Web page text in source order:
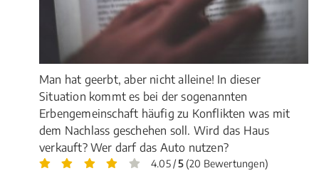
Man hat geerbt, aber nicht alleine! In dieser
Situation kommt es bei der sogenannten
Erbengemeinschaft häufig zu Konflikten was mit
dem Nachlass geschehen soll. Wird das Haus
verkauft? Wer darf das Auto nutzen?
4.05 /5(20 Bewertungen)